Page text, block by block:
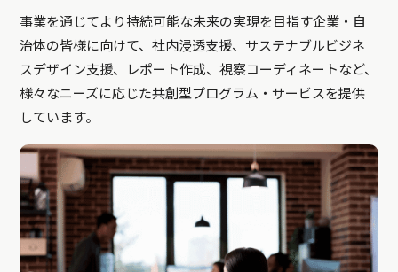
事業を通じてより持続可能な未来の実現を目指す企業・自
治体の皆様に向けて、社内浸透支援、サステナブルビジネ
スデザイン支援、レポート作成、視察コーディネートなど、
様々なニーズに応じた共創型プログラム・サービスを提供
しています。